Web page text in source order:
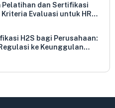
Pelatihan dan Sertifikasi
Evaluasi untuk HR
H2S bagi Perusahaan:
ke Keunggulan